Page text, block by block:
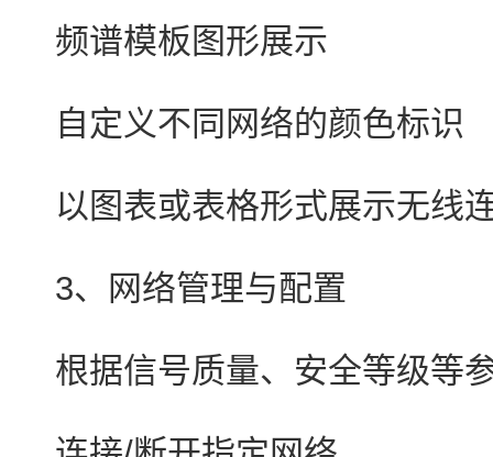
频谱模板图形展示
自定义不同网络的颜色标识
以图表或表格形式展示无线
3、网络管理与配置
根据信号质量、安全等级等